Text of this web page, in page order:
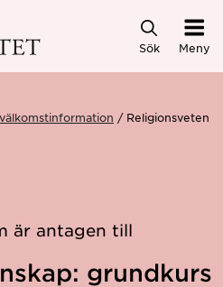
Sök Meny
är antagen till
grundkurs